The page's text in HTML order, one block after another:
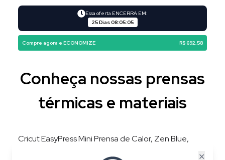
✕
Essa oferta ENCERRA EM:
25 Dias 08:05:04
Compre agora e ECONOMIZE R$ 692,58
Conheça nossas prensas
térmicas e materiais
Cricut EasyPress Mini Prensa de Calor, Zen Blue,